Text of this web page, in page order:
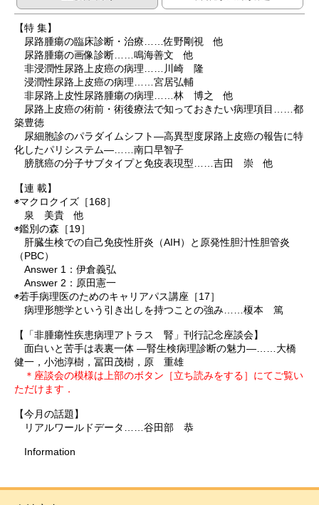
【特 集】
尿路腫瘍の臨床診断・治療……佐野剛視 他
尿路腫瘍の画像診断……鳴海善文 他
非浸潤性尿路上皮癌の病理……川崎 隆
浸潤性尿路上皮癌の病理……宮居弘輔
非尿路上皮性尿路腫瘍の病理……林 博之 他
尿路上皮癌の術前・術後療法で知っておきたい病理項目……都
築豊徳
尿細胞診のパラダイムシフト―高異型度尿路上皮癌の報告に特
化したパリシステム―……南口早智子
膀胱癌の分子サブタイプと免疫表現型……吉田 崇 他
【連 載】
◉マクロクイズ［168］
泉 美貴 他
◉鑑別の森［19］
肝臓生検での自己免疫性肝炎（AIH）と原発性胆汁性胆管炎
（PBC）
Answer 1：伊倉義弘
Answer 2：原田憲一
◉若手病理医のためのキャリアパス講座［17］
病理形態学という引き出しを持つことの強み……榎本 篤
【「非腫瘍性疾患病理アトラス 腎」刊行記念座談会】
面白いと苦手は表裏一体 ―腎生検病理診断の魅力―……大橋
健一，小池淳樹，冨田茂樹，原 重雄
＊座談会の模様は上部のボタン［立ち読みをする］にてご覧い
ただけます．
【今月の話題】
リアルワールドデータ……谷田部 恭
Information